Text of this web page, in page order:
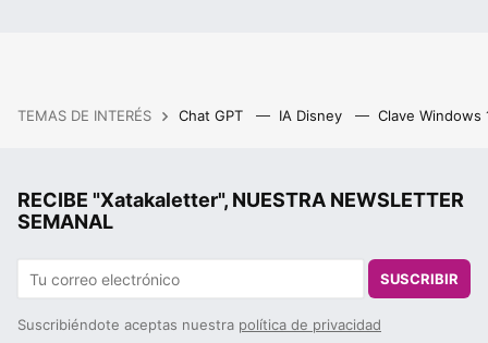
TEMAS DE INTERÉS Chat GPT IA Disney Clave Windows
RECIBE "Xatakaletter", NUESTRA NEWSLETTER
SEMANAL
SUSCRIBIR
Suscribiéndote aceptas nuestra política de privacidad